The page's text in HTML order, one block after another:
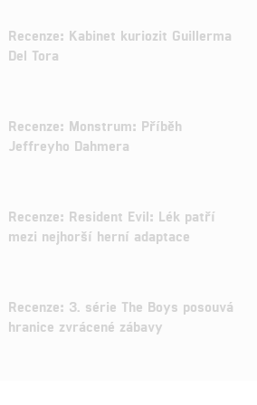
Recenze: Kabinet kuriozit Guillerma
Del Tora
Recenze: Monstrum: Příběh
Jeffreyho Dahmera
Recenze: Resident Evil: Lék patří
mezi nejhorší herní adaptace
Recenze: 3. série The Boys posouvá
hranice zvrácené zábavy